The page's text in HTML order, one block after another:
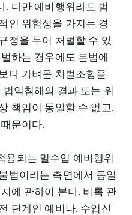
. 다만 예비행위라도 범
인 위험성을 가지는 경
정을 두어 처벌할 수 있
하는 경우에도 본범에
다 가벼운 처벌조항을
익침해의 결과 또는 위
책임이 동일할 수 없고,
문이다.
용되는 밀수입 예비행위
법이라는 측면에서 동일
에 관하여 본다. 비록 관
단계인 예비나, 수입신